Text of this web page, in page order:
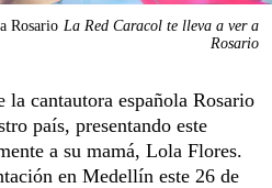
Rosario La Red Caracol te lleva a ver a
Rosario
la cantautora española Rosario
país, presentando este
a su mamá, Lola Flores.
en Medellín este 26 de